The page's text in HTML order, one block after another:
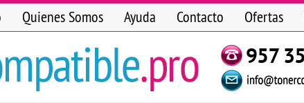
Quienes Somos Ayuda Contacto Ofertas